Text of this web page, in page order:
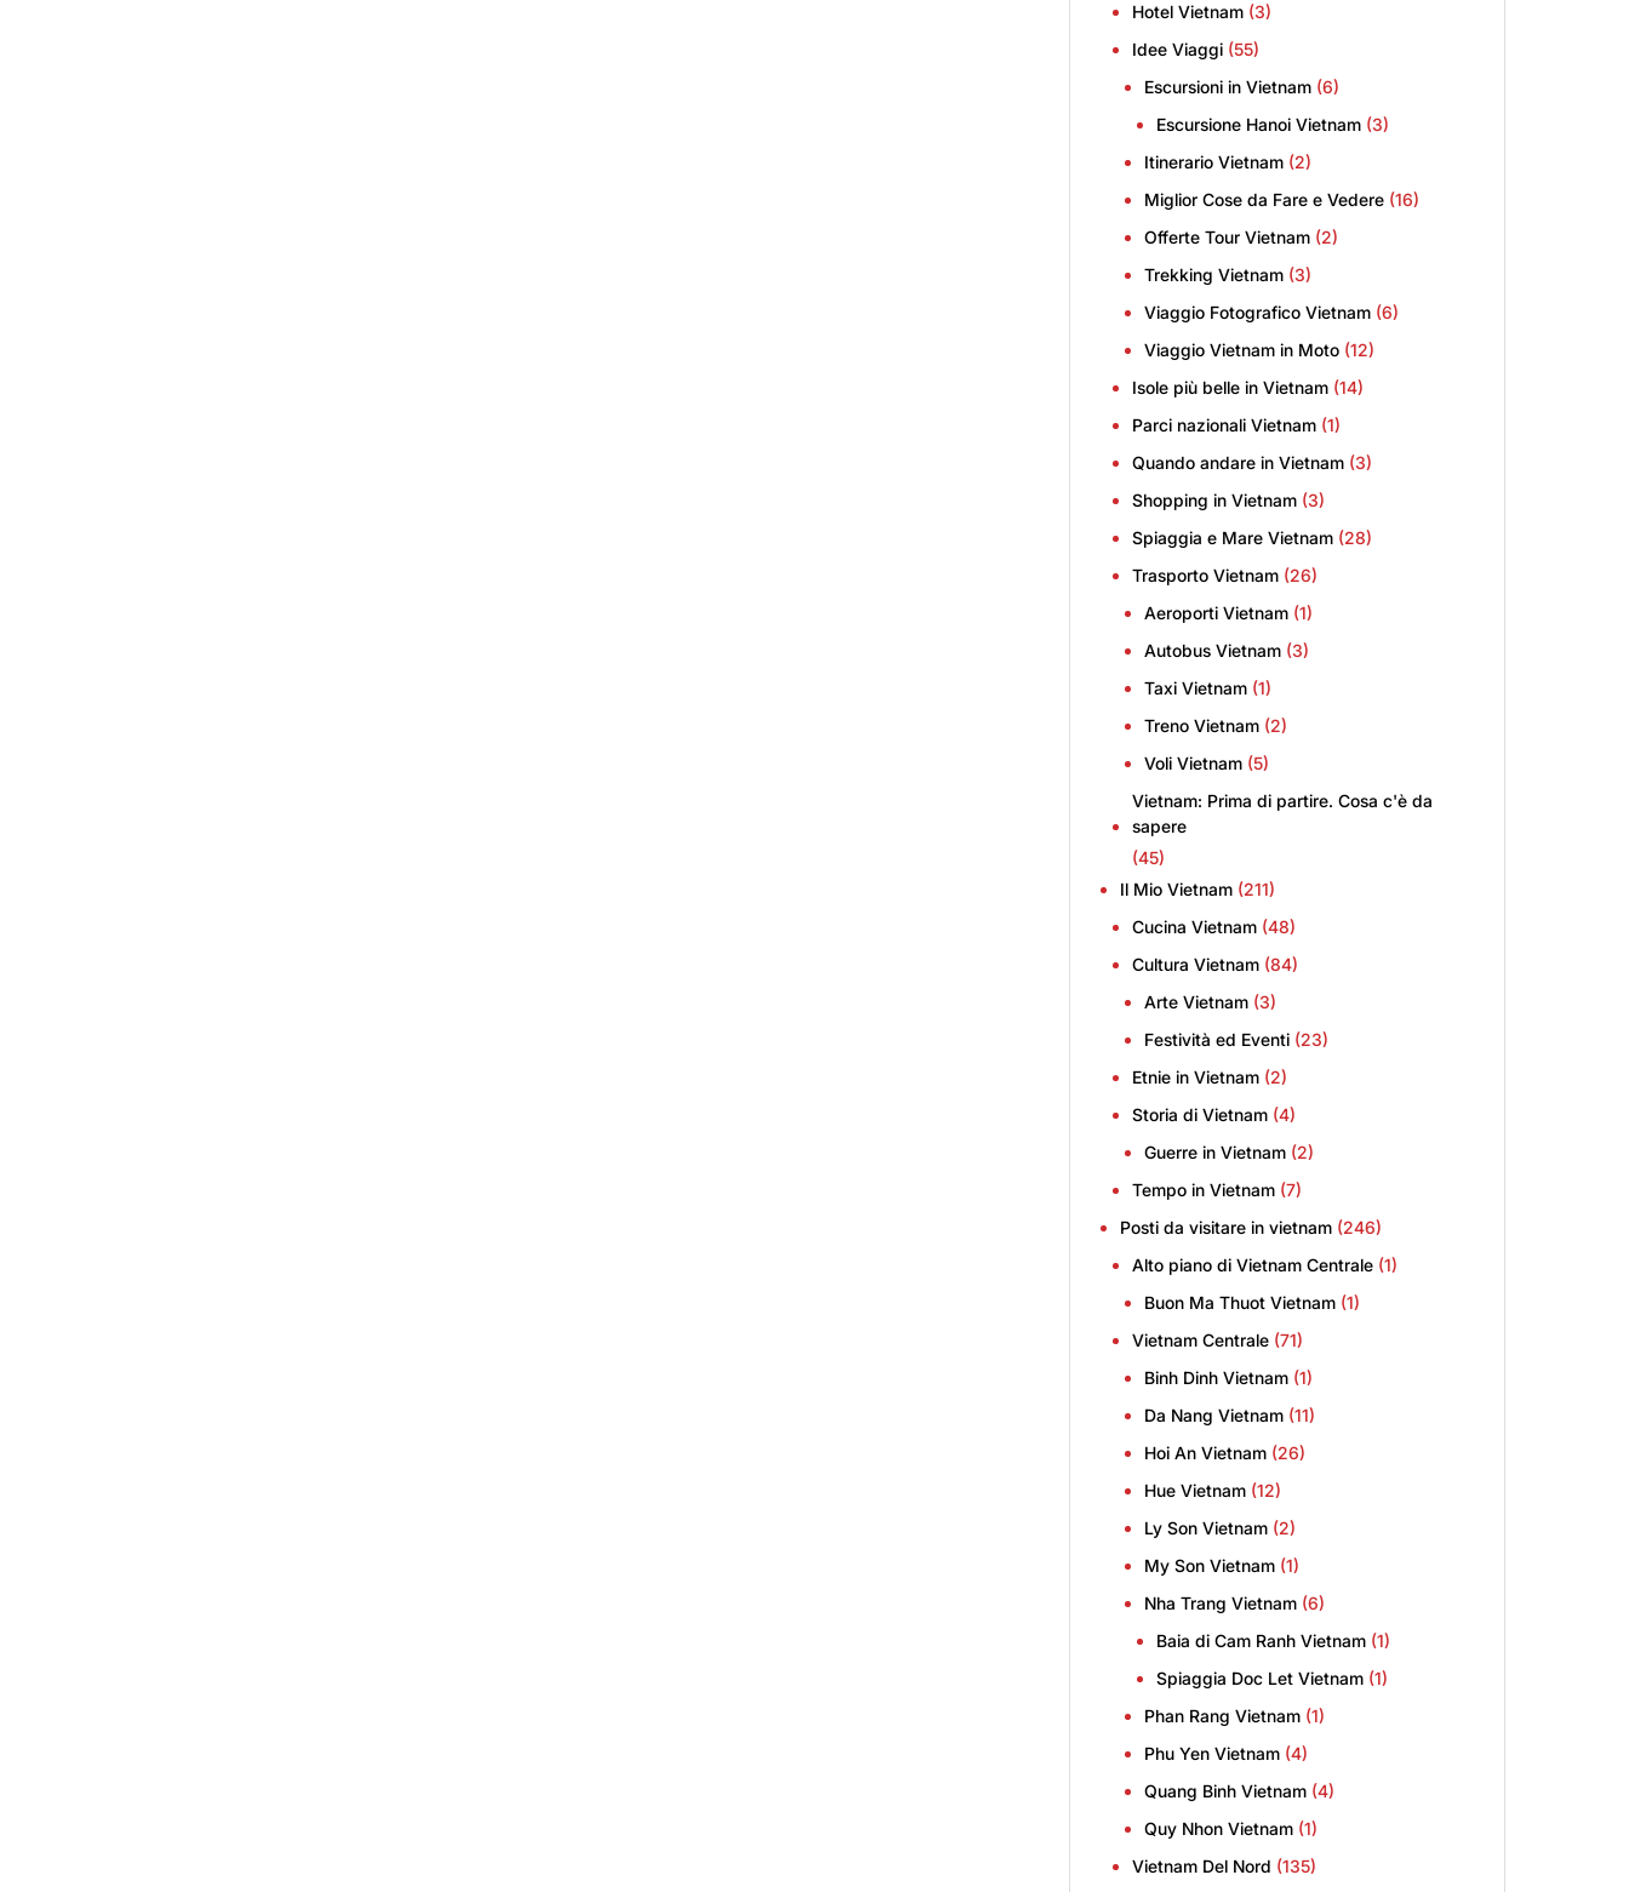
Hotel Vietnam (3)
Idee Viaggi (55)
Escursioni in Vietnam (6)
Escursione Hanoi Vietnam (3)
Itinerario Vietnam (2)
Miglior Cose da Fare e Vedere (16)
Offerte Tour Vietnam (2)
Trekking Vietnam (3)
Viaggio Fotografico Vietnam (6)
Viaggio Vietnam in Moto (12)
Isole più belle in Vietnam (14)
Parci nazionali Vietnam (1)
Quando andare in Vietnam (3)
Shopping in Vietnam (3)
Spiaggia e Mare Vietnam (28)
Trasporto Vietnam (26)
Aeroporti Vietnam (1)
Autobus Vietnam (3)
Taxi Vietnam (1)
Treno Vietnam (2)
Voli Vietnam (5)
Vietnam: Prima di partire. Cosa c'è da
sapere
(45)
Il Mio Vietnam (211)
Cucina Vietnam (48)
Cultura Vietnam (84)
Arte Vietnam (3)
Festività ed Eventi (23)
Etnie in Vietnam (2)
Storia di Vietnam (4)
Guerre in Vietnam (2)
Tempo in Vietnam (7)
Posti da visitare in vietnam (246)
Alto piano di Vietnam Centrale (1)
Buon Ma Thuot Vietnam (1)
Vietnam Centrale (71)
Binh Dinh Vietnam (1)
Da Nang Vietnam (11)
Hoi An Vietnam (26)
Hue Vietnam (12)
Ly Son Vietnam (2)
My Son Vietnam (1)
Nha Trang Vietnam (6)
Baia di Cam Ranh Vietnam (1)
Spiaggia Doc Let Vietnam (1)
Phan Rang Vietnam (1)
Phu Yen Vietnam (4)
Quang Binh Vietnam (4)
Quy Nhon Vietnam (1)
Vietnam Del Nord (135)